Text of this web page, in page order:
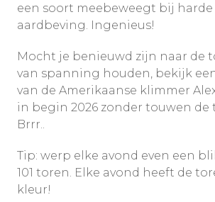
een soort meebeweegt bij
aardbeving. Ingenieus!
Mocht je benieuwd zijn naar de
van spanning houden, bekijk
van de Amerikaanse klimmer
in begin 2026 zonder touwen de
Brrr..
Tip: werp elke avond even een
101 toren. Elke avond heeft de
kleur!